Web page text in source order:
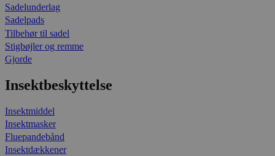
Sadelunderlag
Sadelpads
Tilbehør til sadel
Stigbøjler og remme
Gjorde
Insektbeskyttelse
Insektmiddel
Insektmasker
Fluepandebånd
Insektdækkener